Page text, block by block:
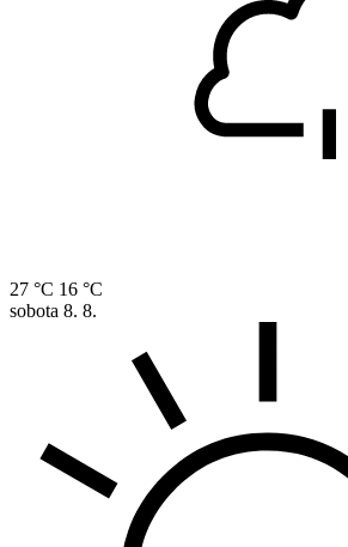
27 °C 16 °C
sobota 8. 8.